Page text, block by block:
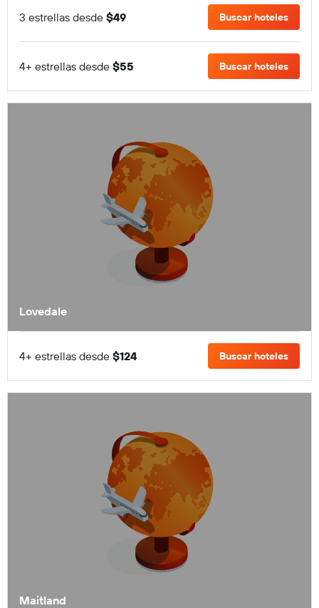
3 estrellas desde $49 Buscar hoteles
4+ estrellas desde $55 Buscar hoteles
Lovedale
4+ estrellas desde $124 Buscar hoteles
Maitland